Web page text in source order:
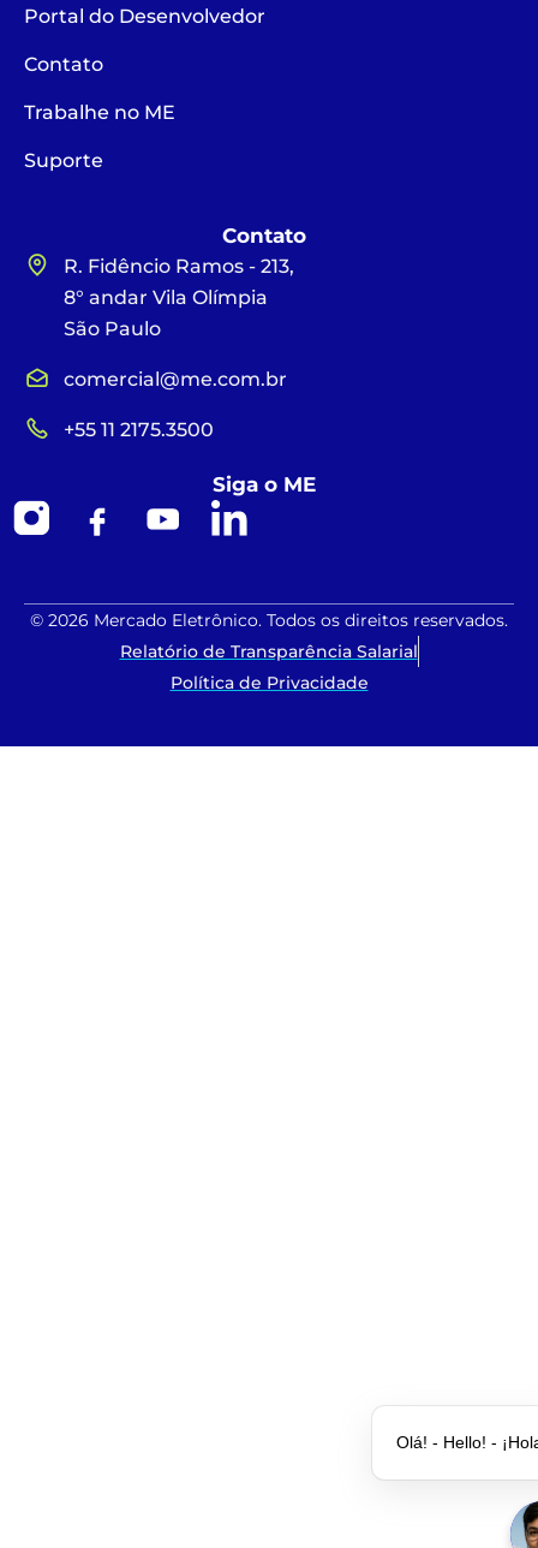
Portal do Desenvolvedor
Contato
Trabalhe no ME
Suporte
Contato
R. Fidêncio Ramos - 213,
8° andar Vila Olímpia
São Paulo
comercial@me.com.br
+55 11 2175.3500
Siga o ME
© 2026 Mercado Eletrônico. Todos os direitos reservados.
Relatório de Transparência Salarial
Política de Privacidade
Olá! - Hello! -